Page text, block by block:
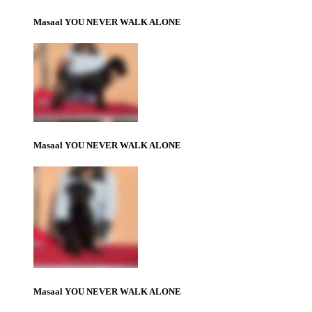
Masaal YOU NEVER WALK ALONE
Masaal YOU NEVER WALK ALONE
Masaal YOU NEVER WALK ALONE